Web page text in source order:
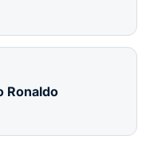
Ronaldo